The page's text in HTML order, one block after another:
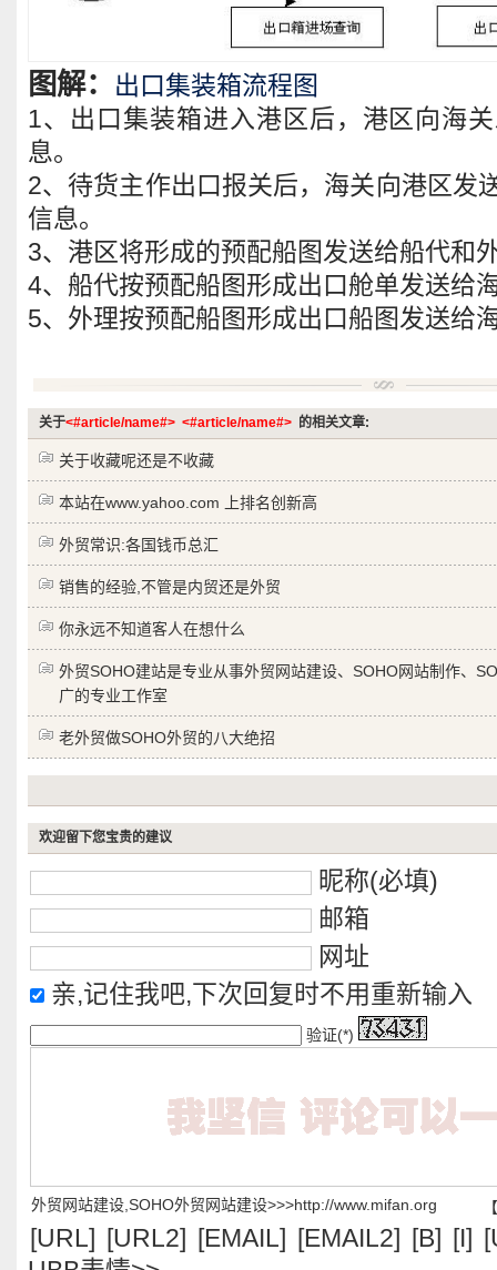
图解：
出口集装箱流程图
1、出口集装箱进入港区后，港区向海
息。
2、待货主作出口报关后，海关向港区发
信息。
3、港区将形成的预配船图发送给船代和
4、船代按预配船图形成出口舱单发送给
5、外理按预配船图形成出口船图发送给
关于<#article/name#> <#article/name#> 的相关文章:
关于收藏呢还是不收藏
本站在www.yahoo.com 上排名创新高
外贸常识:各国钱币总汇
销售的经验,不管是内贸还是外贸
你永远不知道客人在想什么
外贸SOHO建站是专业从事外贸网站建设、SOHO网站制作、
广的专业工作室
老外贸做SOHO外贸的八大绝招
欢迎留下您宝贵的建议
昵称(必填)
邮箱
网址
亲,记住我吧,下次回复时不用重新输入
验证(*)
【
外贸网站建设,SOHO外贸网站建设>>>http://www.mifan.org
[URL] [URL2] [EMAIL] [EMAIL2] [B] [I]